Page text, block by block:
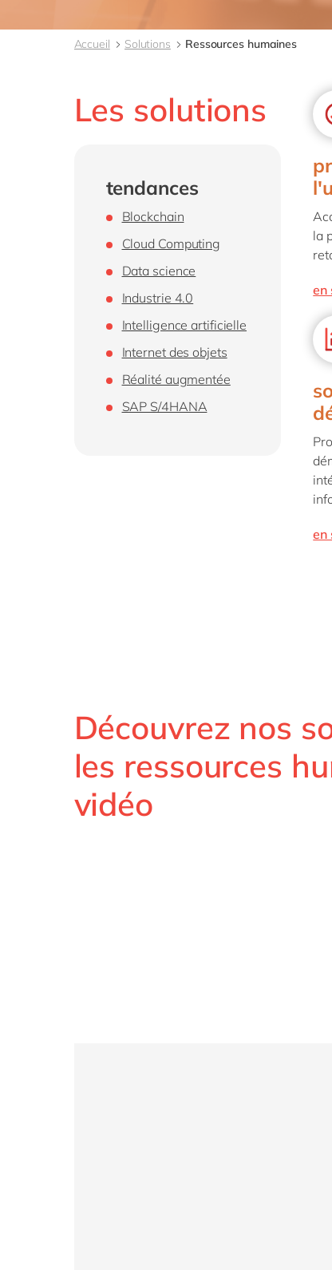
Accueil Solutions Ressources humaines
Les solutions
tendances
Blockchain
Cloud Computing
Data science
Industrie 4.0
Intelligence artificielle
Internet des objets
Réalité augmentée
SAP S/4HANA
la
en
en
Découvrez nos
les ressources
vidéo